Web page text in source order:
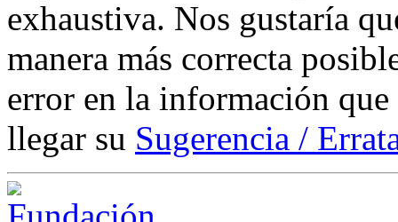
exhaustiva. Nos gustaría
manera más correcta
error en la información
llegar su Sugerencia /